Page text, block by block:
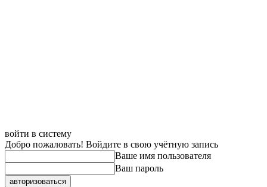
войти в систему
Добро пожаловать! Войдите в свою учётную запись
Ваше имя пользователя
Ваш пароль